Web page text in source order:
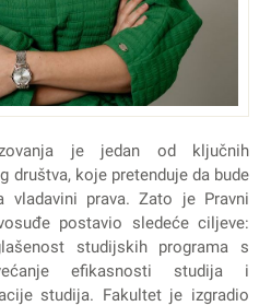
je jedan od ključnih
društva, koje pretenduje da bude
vladavini prava. Zato je Pravni
postavio sledeće ciljeve:
studijskih programa s
efikasnosti studija i
studija. Fakultet je izgradio